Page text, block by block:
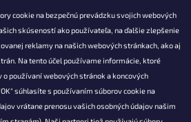
cookie na bezpečnú prevádzku svojich webových
skúseností ako používateľa, na ďalšie zlepšenie
reklamy na našich webových stránkach, ako aj
Na tento účel používame informácie, ktoré
používaní webových stránok a koncových
súhlasíte s používaním súborov cookie na
vrátane prenosu vašich osobných údajov našim